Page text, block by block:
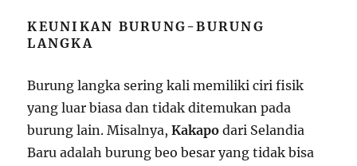
KEUNIKAN BURUNG-BURUNG
LANGKA
Burung langka sering kali memiliki ciri fisik
yang luar biasa dan tidak ditemukan pada
burung lain. Misalnya,Kakapo dari Selandia
Baru adalah burung beo besar yang tidak bisa